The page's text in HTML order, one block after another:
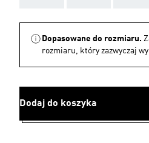
Dopasowane do rozmiaru.
rozmiaru, który zazwyczaj
Dodaj do koszyka